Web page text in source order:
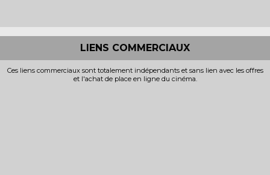
LIENS COMMERCIAUX
Ces liens commerciaux sont totalement indépendants et sans lien avec les offres
et l'achat de place en ligne du cinéma.